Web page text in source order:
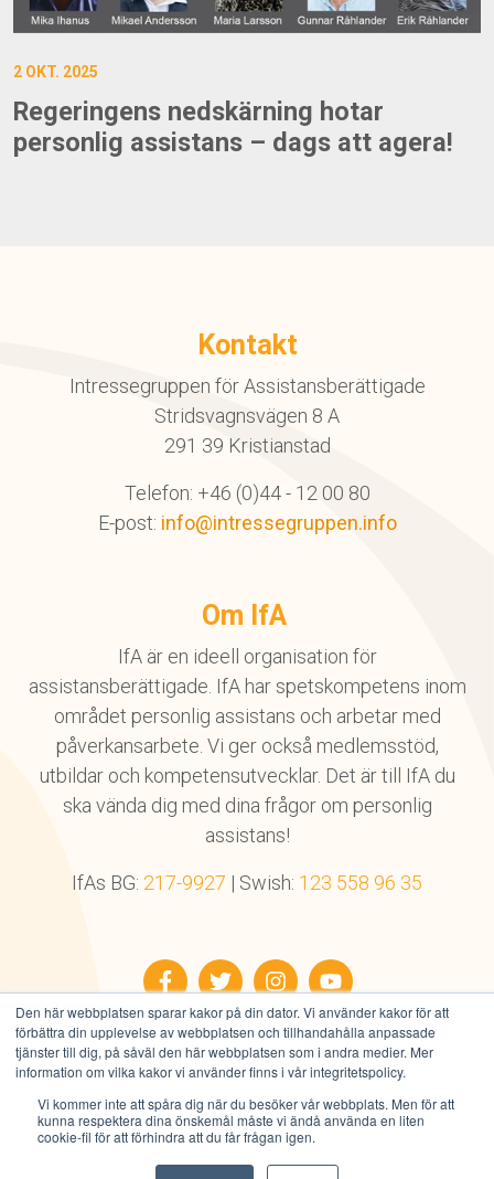
Den här webbplatsen sparar kakor på din dator. Vi använder kakor för att
förbättra din upplevelse av webbplatsen och tillhandahålla anpassade
tjänster till dig, på såväl den här webbplatsen som i andra medier. Mer
information om vilka kakor vi använder finns i vår integritetspolicy.
Vi kommer inte att spåra dig när du besöker vår webbplats. Men för att
kunna respektera dina önskemål måste vi ändå använda en liten
cookie-fil för att förhindra att du får frågan igen.
2 OKT. 2025
Regeringens nedskärning hotar
personlig assistans – dags att agera!
Kontakt
Intressegruppen för Assistansberättigade
Stridsvagnsvägen 8 A
291 39 Kristianstad
Telefon: +46 (0)44 - 12 00 80
E-post: info@intressegruppen.info
Om IfA
IfA är en ideell organisation för
assistansberättigade. IfA har spetskompetens inom
området personlig assistans och arbetar med
påverkansarbete. Vi ger också medlemsstöd,
utbildar och kompetensutvecklar. Det är till IfA du
ska vända dig med dina frågor om personlig
assistans!
IfAs BG: 217-9927 | Swish: 123 558 96 35
FacebookTwitterInstagramYouTube
Alla rättigheter reserverade © IfA 2026
Integritetspolicy|Användarvillkor